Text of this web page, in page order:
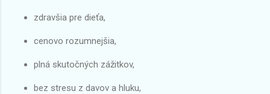
zdravšia pre dieťa,
cenovo rozumnejšia,
plná skutočných zážitkov,
bez stresu z davov a hluku,